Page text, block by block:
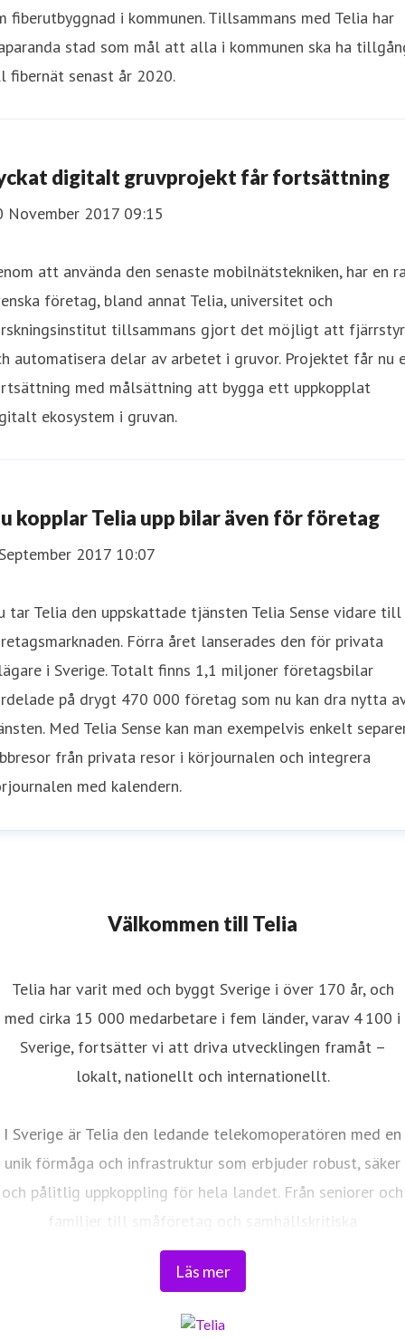
fiberutbyggnad i kommunen. Tillsammans med Telia har
stad som mål att alla i kommunen ska ha
fibernät senast år 2020.
digitalt gruvprojekt får fortsättning
November 2017 09:15
att använda den senaste mobilnätstekniken, har en
företag, bland annat Telia, universitet och
tillsammans gjort det möjligt att
automatisera delar av arbetet i gruvor. Projektet får nu
med målsättning att bygga ett uppkopplat
ekosystem i gruvan.
kopplar Telia upp bilar även för företag
2017 10:07
tar Telia den uppskattade tjänsten Telia Sense vidare till
Förra året lanserades den för privata
i Sverige. Totalt finns 1,1 miljoner företagsbilar
på drygt 470 000 företag som nu kan dra nytta
Med Telia Sense kan man exempelvis enkelt
från privata resor i körjournalen och integrera
med kalendern.
Välkommen till Telia
Läs mer
Telia har varit med och byggt Sverige i över 170 år, och
med cirka 15 000 medarbetare i fem länder, varav 4 100 i
Sverige, fortsätter vi att driva utvecklingen framåt –
lokalt, nationellt och internationellt.
I Sverige är Telia den ledande telekomoperatören med en
unik förmåga och infrastruktur som erbjuder robust, säker
och pålitlig uppkoppling för hela landet. Från seniorer och
familjer till småföretag och samhällskritiska
verksamheter. Vi möjliggör digitaliseringens kraft i
vardagen och är en del av Sveriges totalförsvar. Med